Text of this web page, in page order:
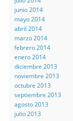
junio 2014
mayo 2014
abril 2014
marzo 2014
febrero 2014
enero 2014
diciembre 2013
noviembre 2013
octubre 2013
septiembre 2013
agosto 2013
julio 2013